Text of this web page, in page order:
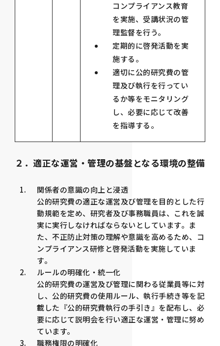
コンプライアンス教育
を実施、受講状況の管
理監督を行う。
定期的に啓発活動を実
施する。
適切に公的研究費の管
理及び執行を行ってい
るか等をモニタリング
し、必要に応じて改善
を指導する。
２．適正な運営・管理の基盤となる環境の整備
関係者の意識の向上と浸透
公的研究費の適正な運営及び管理を目的とした行
動規範を定め、研究者及び事務職員は、これを誠
実に実行しなければならないとしています。ま
た、不正防止対策の理解や意識を高めるため、コ
ンプライアンス研修と啓発活動を実施していま
す。
ルールの明確化・統一化
公的研究費の運営及び管理に関わる従業員等に対
し、公的研究費の使用ルール、執行手続き等を記
載した『公的研究費執行の手引き』を配布し、必
要に応じて説明会を行い適正な運営・管理に努め
ています。
職務権限の明確化